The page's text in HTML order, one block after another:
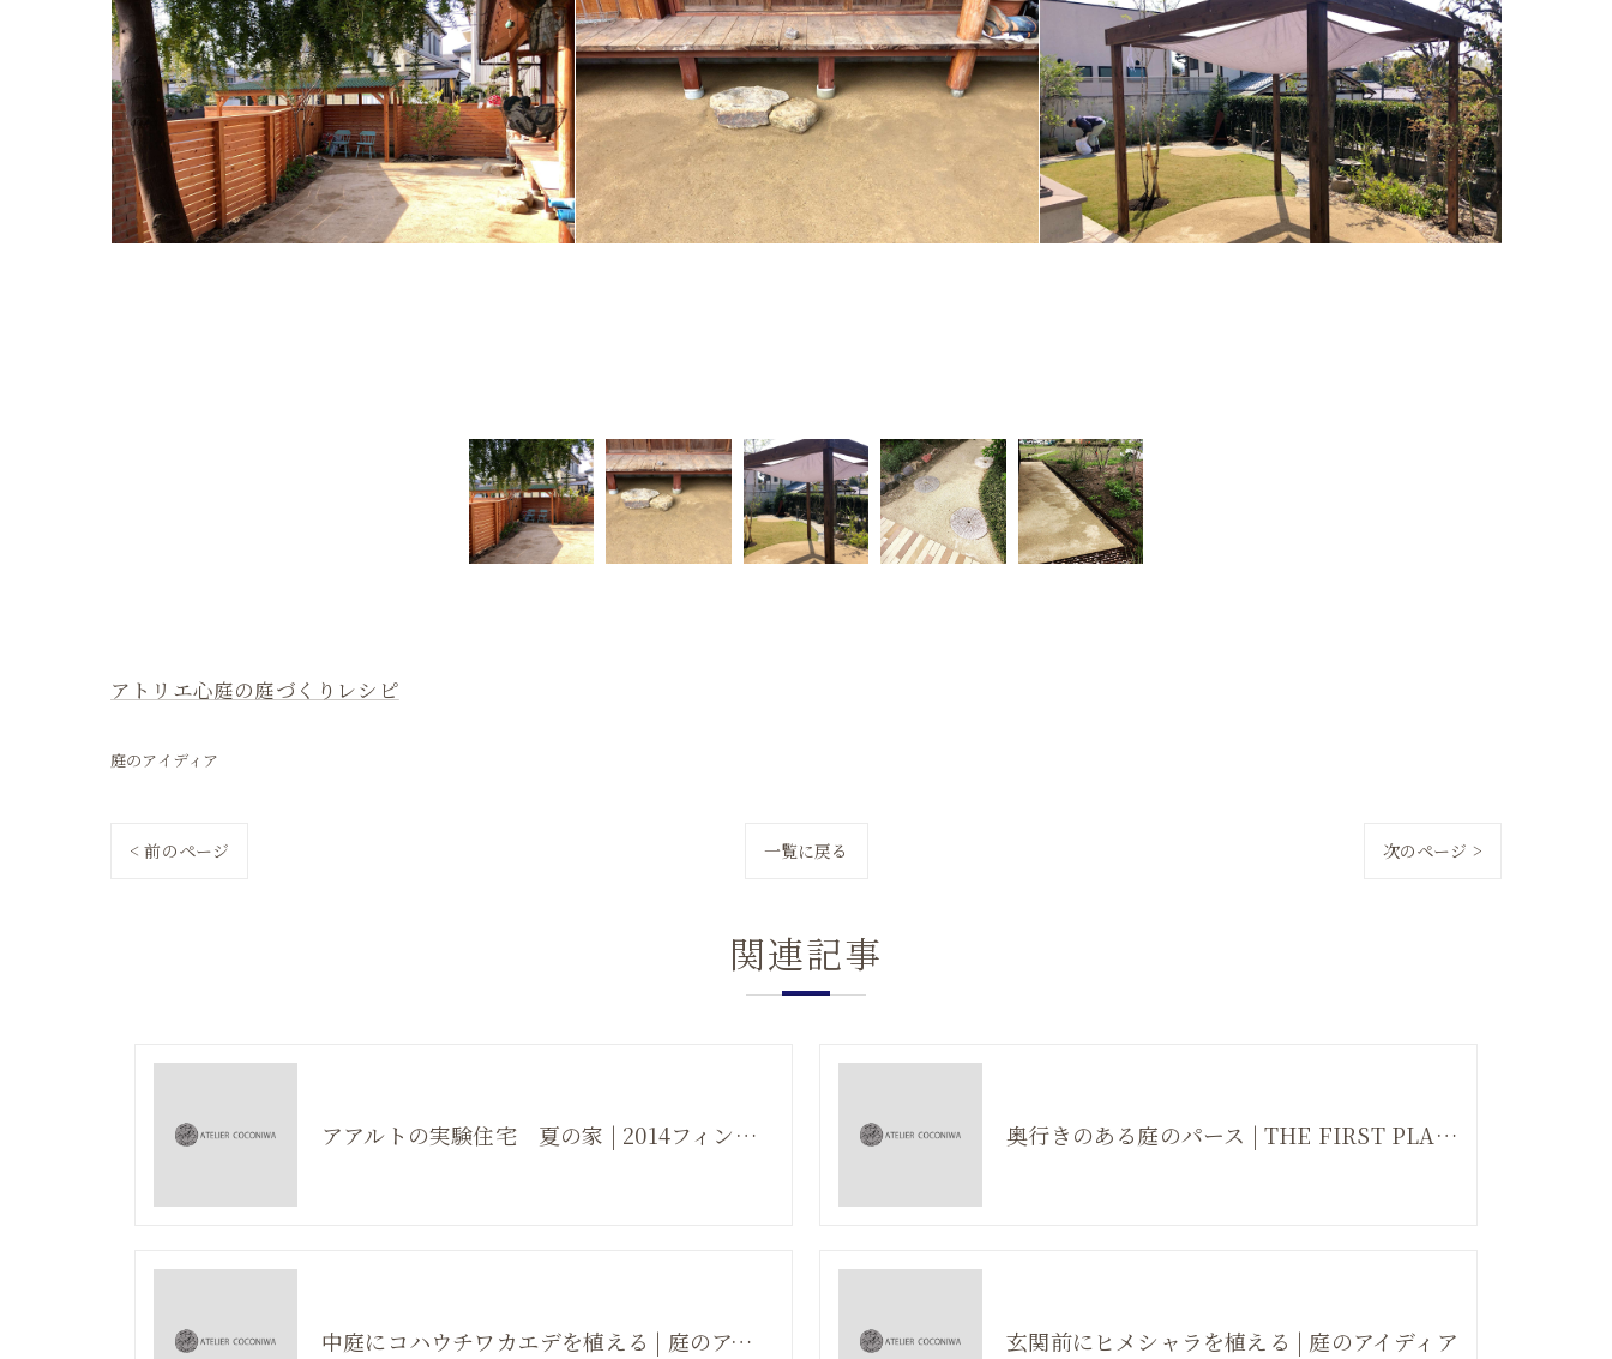
アトリエ心庭の庭づくりレシピ
庭のアイディア
< 前のページ 一覧に戻る 次のページ >
関連記事
アアルトの実験住宅 夏の家 | 2014フィンランド旅#010 奥行きのある庭のパース | THE FIRST PLAN #004
中庭にコハウチワカエデを植える | 庭のアイディア 玄関前にヒメシャラを植える | 庭のアイディア